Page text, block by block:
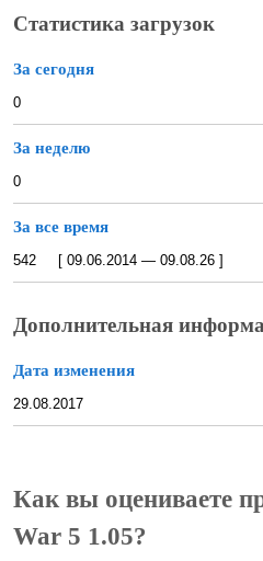
Статистика загрузок
За сегодня
0
За неделю
0
За все время
542 [ 09.06.2014 — 09.08.26 ]
Дополнительная
Дата изменения
29.08.2017
Как вы оцениваете
War 5 1.05?